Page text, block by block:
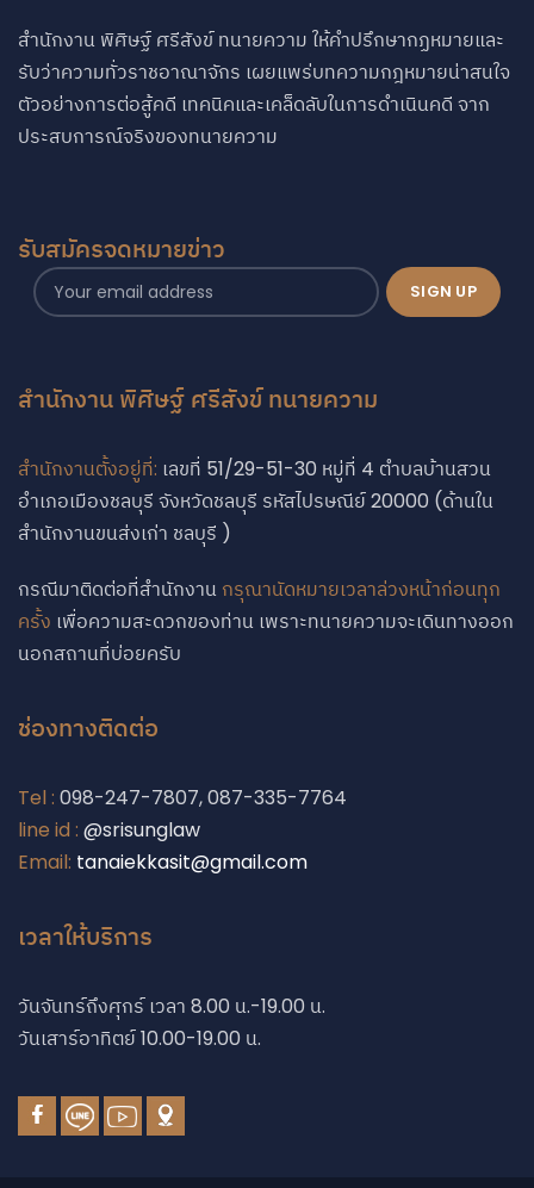
สำนักงาน พิศิษฐ์ ศรีสังข์ ทนายความ ให้คำปรึกษากฏหมายและ
รับว่าความทั่วราชอาณาจักร เผยแพร่บทความกฎหมายน่าสนใจ
ตัวอย่างการต่อสู้คดี เทคนิคและเคล็ดลับในการดำเนินคดี จาก
ประสบการณ์จริงของทนายความ
รับสมัครจดหมายข่าว
สำนักงาน พิศิษฐ์ ศรีสังข์ ทนายความ
สำนักงานตั้งอยู่ที่: เลขที่ 51/29-51-30 หมู่ที่ 4 ตำบลบ้านสวน
อำเภอเมืองชลบุรี จังหวัดชลบุรี รหัสไปรษณีย์ 20000 (ด้านใน
สำนักงานขนส่งเก่า ชลบุรี )
กรณีมาติดต่อที่สำนักงาน กรุณานัดหมายเวลาล่วงหน้าก่อนทุก
ครั้ง เพื่อความสะดวกของท่าน เพราะทนายความจะเดินทางออก
นอกสถานที่บ่อยครับ
ช่องทางติดต่อ
Tel : 098-247-7807, 087-335-7764
line id : @srisunglaw
Email: tanaiekkasit@gmail.com
เวลาให้บริการ
วันจันทร์ถึงศุกร์ เวลา 8.00 น.-19.00 น.
วันเสาร์อาทิตย์ 10.00-19.00 น.